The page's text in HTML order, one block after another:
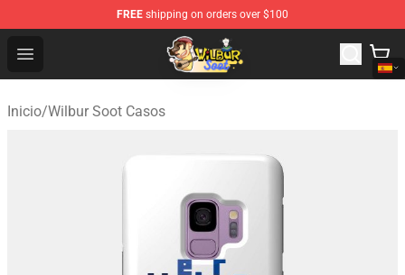
FREE shipping on orders over $100
Open menu
Wilbur Soot Shop - Official Wilbur Soot Merchandise
Inicio/Wilbur Soot Casos